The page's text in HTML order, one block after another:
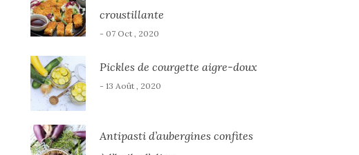
croustillante
- 07 Oct , 2020
Pickles de courgette aigre-doux
- 13 Août , 2020
Antipasti d’aubergines confites